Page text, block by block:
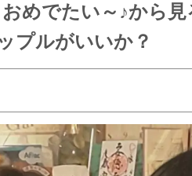
めでたい～♪から
プルがいいか？